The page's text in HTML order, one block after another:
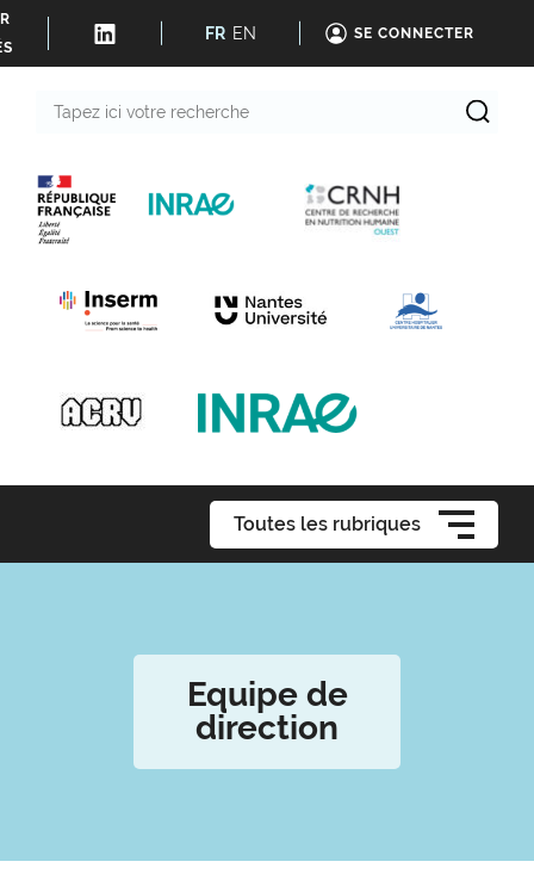
FR EN SE CONNECTER
Toutes les rubriques
Equipe de
direction